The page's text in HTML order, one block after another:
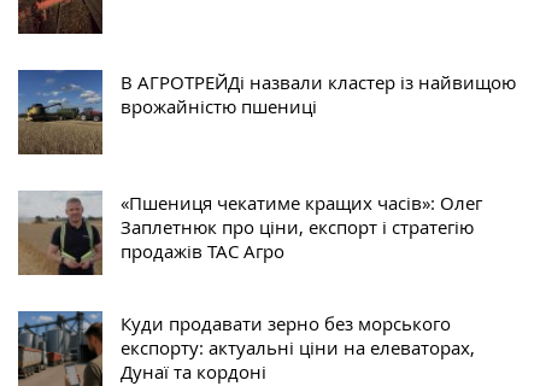
В АГРОТРЕЙДі назвали кластер із найвищою
врожайністю пшениці
«Пшениця чекатиме кращих часів»: Олег
Заплетнюк про ціни, експорт і стратегію
продажів ТАС Агро
Куди продавати зерно без морського
експорту: актуальні ціни на елеваторах,
Дунаї та кордоні